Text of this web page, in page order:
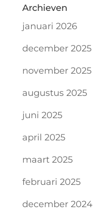
Archieven
januari 2026
december 2025
november 2025
augustus 2025
juni 2025
april 2025
maart 2025
februari 2025
december 2024